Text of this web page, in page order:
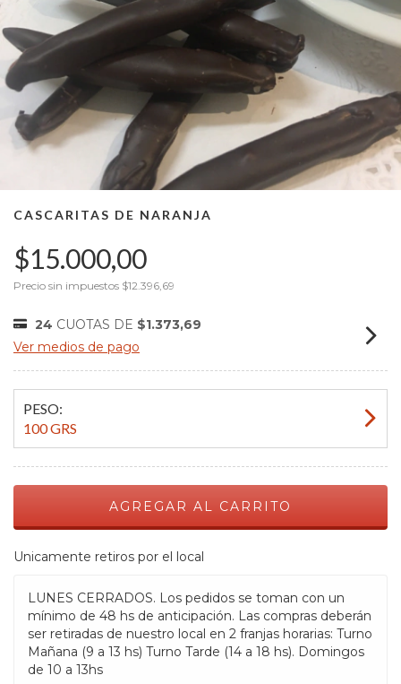
CASCARITAS DE NARANJA
$15.000,00
Precio sin impuestos $12.396,69
24 CUOTAS DE $1.373,69
Ver medios de pago
PESO:
100 GRS
Unicamente retiros por el local
LUNES CERRADOS. Los pedidos se toman con un
mínimo de 48 hs de anticipación. Las compras deberán
ser retiradas de nuestro local en 2 franjas horarias: Turno
Mañana (9 a 13 hs) Turno Tarde (14 a 18 hs). Domingos
de 10 a 13hs